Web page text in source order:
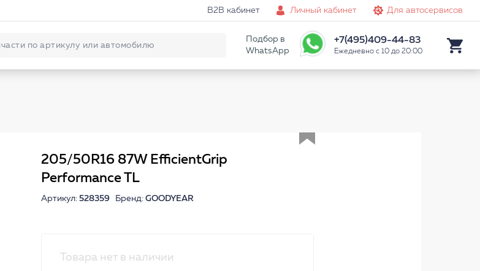
B2B кабинет Личный кабинет Для автосервисов
Подбор в
WhatsApp
+7(495)409-44-83
Ежедневно с 10 до 20:00
205/50R16 87W EfficientGrip
Performance TL
Артикул: 528359 Бренд: GOODYEAR
Товара нет в наличии